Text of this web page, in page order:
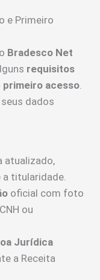
e Primeiro
Bradesco Net
requisitos
primeiro acesso.
dados
atualizado,
a titularidade.
oficial com foto
ou
Jurídica
a Receita